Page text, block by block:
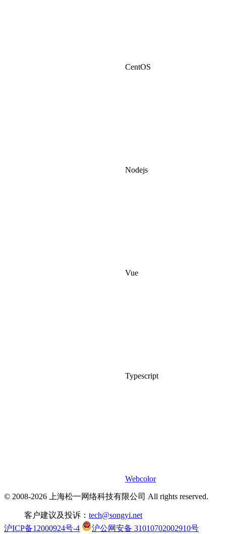
CentOS
Nodejs
Vue
Typescript
Webcolor
© 2008-2026 上海松一网络科技有限公司 All rights reserved.
客户建议及投诉： tech@songyi.net
沪ICP备12000924号-4
沪公网安备 31010702002910号